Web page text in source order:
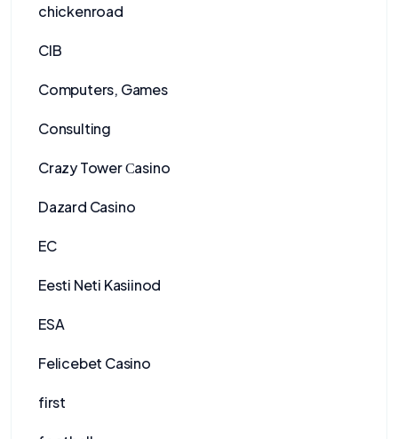
chickenroad
CIB
Computers, Games
Consulting
Crazy Tower Сasino
Dazard Casino
EC
Eesti Neti Kasiinod
ESA
Felicebet Casino
first